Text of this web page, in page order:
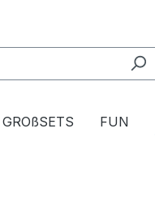
GROßSETS FUN